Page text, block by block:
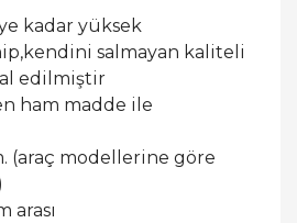
kadar yüksek
salmayan kaliteli
edilmiştir
ham madde ile
(araç modellerine göre
arası